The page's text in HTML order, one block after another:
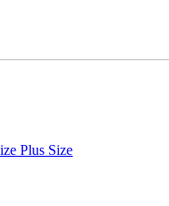
Plus Size